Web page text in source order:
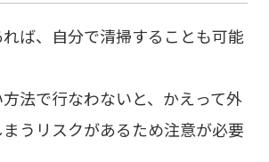
ば、自分で清掃することも可能
法で行なわないと、かえって外
うリスクがあるため注意が必要